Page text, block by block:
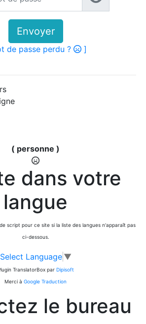
Envoyer
de passe perdu ? ]
( personne )
dans votre
langue
script pour ce site si la liste des langues n'apparaît pas
ci-dessous.
Select Language ▼
TranslatorBox par Dipisoft
Merci à Google Traduction
le bureau